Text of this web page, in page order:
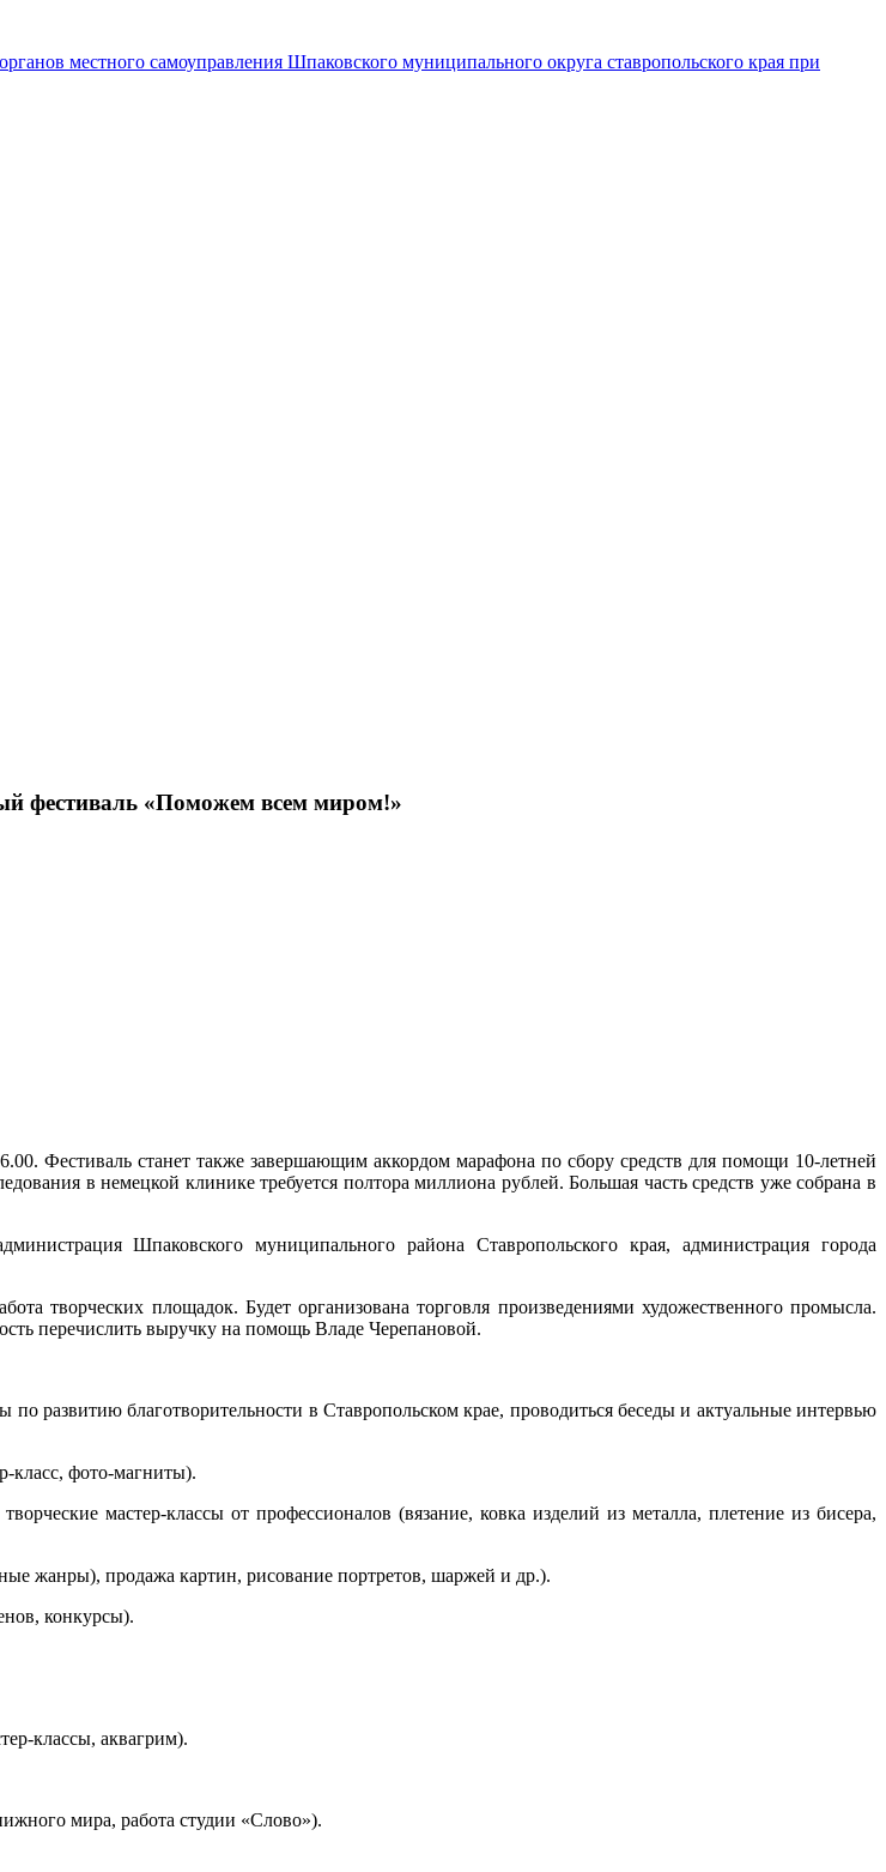
местного самоуправления Шпаковского муниципального округа ставропольского края при
фестиваль «Поможем всем миром!»
Фестиваль станет также завершающим аккордом марафона по сбору средств для помощи 10-летней
в немецкой клинике требуется полтора миллиона рублей. Большая часть средств уже собрана в
Шпаковского муниципального района Ставропольского края, администрация города
творческих площадок. Будет организована торговля произведениями художественного промысла.
перечислить выручку на помощь Владе Черепановой.
развитию благотворительности в Ставропольском крае, проводиться беседы и актуальные интервью
фото-магниты).
мастер-классы от профессионалов (вязание, ковка изделий из металла, плетение из бисера,
жанры), продажа картин, рисование портретов, шаржей и др.).
конкурсы).
классы, аквагрим).
мира, работа студии «Слово»).